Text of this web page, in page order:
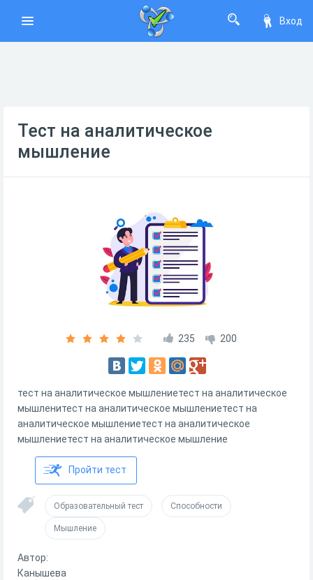
Вход
Тест на аналитическое
мышление
235 200
тест на аналитическое мышлениетест на аналитическое
мышленитест на аналитическое мышлениетест на
аналитическое мышлениетест на аналитическое
мышлениетест на аналитическое мышление
Пройти тест
Образовательный тест Способности
Мышление
Автор:
Канышева